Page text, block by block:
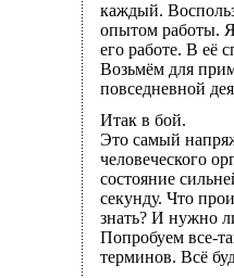
каждый.
опытом работы.
его работе. В её
Возьмём для
повседневной
Итак в бой.
Это самый
человеческого
состояние
секунду. Что
знать? И нужно
Попробуем все-
терминов. Всё